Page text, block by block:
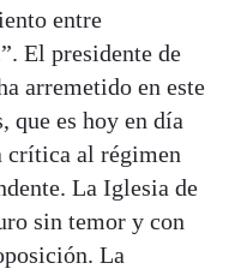
entre
El presidente de
arremetido en este
que es hoy en día
crítica al régimen
La Iglesia de
sin temor y con
La